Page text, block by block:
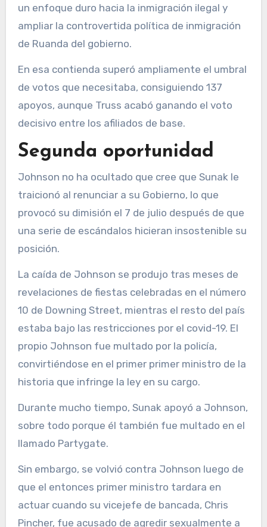
un enfoque duro hacia la inmigración ilegal y
ampliar la controvertida política de inmigración
de Ruanda del gobierno.
En esa contienda superó ampliamente el umbral
de votos que necesitaba, consiguiendo 137
apoyos, aunque Truss acabó ganando el voto
decisivo entre los afiliados de base.
Segunda oportunidad
Johnson no ha ocultado que cree que Sunak le
traicionó al renunciar a su Gobierno, lo que
provocó su dimisión el 7 de julio después de que
una serie de escándalos hicieran insostenible su
posición.
La caída de Johnson se produjo tras meses de
revelaciones de fiestas celebradas en el número
10 de Downing Street, mientras el resto del país
estaba bajo las restricciones por el covid-19. El
propio Johnson fue multado por la policía,
convirtiéndose en el primer primer ministro de la
historia que infringe la ley en su cargo.
Durante mucho tiempo, Sunak apoyó a Johnson,
sobre todo porque él también fue multado en el
llamado Partygate.
Sin embargo, se volvió contra Johnson luego de
que el entonces primer ministro tardara en
actuar cuando su vicejefe de bancada, Chris
Pincher, fue acusado de agredir sexualmente a